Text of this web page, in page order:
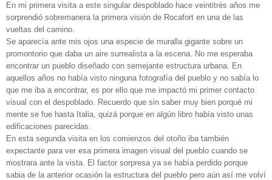
En mi primera visita a este singular despoblado hace veintitrés años me
sorprendió sobremanera la primera visión de Rocafort en una de las
vueltas del camino.
Se aparecía ante mis ojos una especie de muralla gigante sobre un
promontorio que daba un aire surrealista a la escena. No me esperaba
encontrar un pueblo diseñado con semejante estructura urbana. En
aquellos años no había visto ninguna fotografía del pueblo y no sabía lo
que me iba a encontrar, es por ello que me impactó mi primer contacto
visual con el despoblado. Recuerdo que sin saber muy bien porqué mi
mente se fue hasta Italia, quizá porque en algún libro había visto unas
edificaciones parecidas.
En esta segunda visita en los comienzos del otoño iba también
expectante para ver esa primera imagen visual del pueblo cuando se
mostrara ante la vista. El factor sorpresa ya se había perdido porque
sabia de la anterior ocasión la estructura del pueblo pero aún así me volví